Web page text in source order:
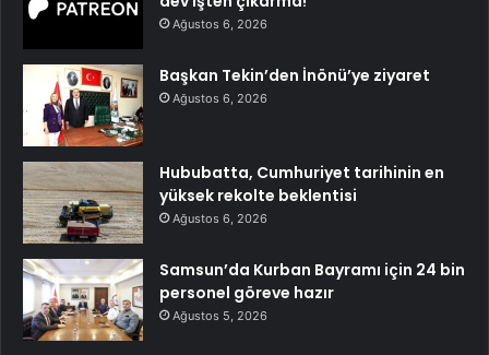
Ağustos 6, 2026
Başkan Tekin’den İnönü’ye ziyaret
Ağustos 6, 2026
Hububatta, Cumhuriyet tarihinin en
yüksek rekolte beklentisi
Ağustos 6, 2026
Samsun’da Kurban Bayramı için 24 bin
personel göreve hazır
Ağustos 5, 2026